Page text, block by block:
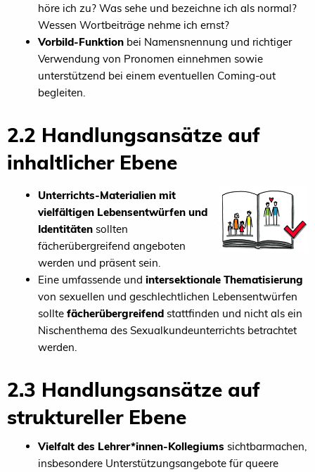
höre ich zu? Was sehe und bezeichne ich als normal?
Wessen Wortbeiträge nehme ich ernst?
Vorbild-Funktion bei Namensnennung und richtiger
Verwendung von Pronomen einnehmen sowie
unterstützend bei einem eventuellen Coming-out
begleiten.
2.2 Handlungsansätze auf
inhaltlicher Ebene
Unterrichts-Materialien mit
vielfältigen Lebensentwürfen und
Identitäten sollten
fächerübergreifend angeboten
werden und präsent sein.
Eine umfassende und intersektionale Thematisierung
von sexuellen und geschlechtlichen Lebensentwürfen
sollte fächerübergreifend stattfinden und nicht als ein
Nischenthema des Sexualkundeunterrichts betrachtet
werden.
2.3 Handlungsansätze auf
struktureller Ebene
Vielfalt des Lehrer*innen-Kollegiums sichtbarmachen,
insbesondere Unterstützungsangebote für queere